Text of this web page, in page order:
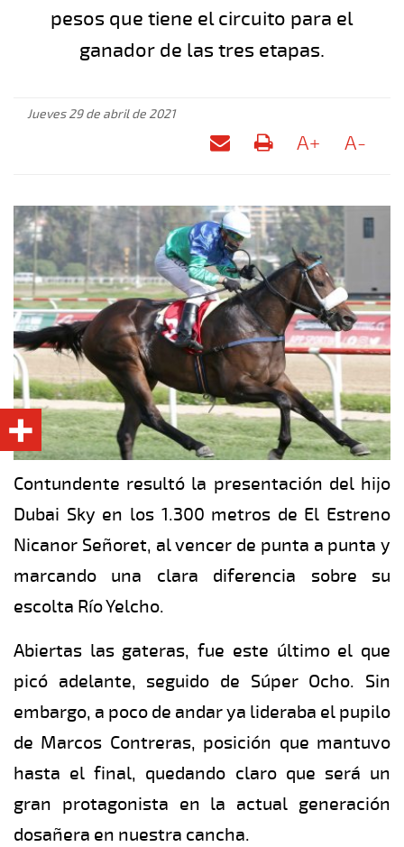
pesos que tiene el circuito para el
ganador de las tres etapas.
Jueves 29 de abril de 2021
A+ A-
Contundente resultó la presentación del hijo
Dubai Sky en los 1.300 metros de El Estreno
Nicanor Señoret, al vencer de punta a punta y
marcando una clara diferencia sobre su
escolta Río Yelcho.
Abiertas las gateras, fue este último el que
picó adelante, seguido de Súper Ocho. Sin
embargo, a poco de andar ya lideraba el pupilo
de Marcos Contreras, posición que mantuvo
hasta el final, quedando claro que será un
gran protagonista en la actual generación
dosañera en nuestra cancha.